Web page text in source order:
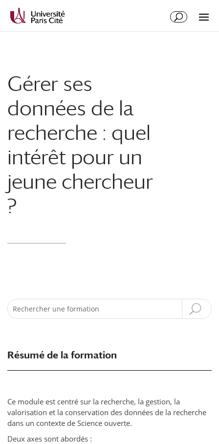
Gérer ses
données de la
recherche : quel
intérêt pour un
jeune chercheur
?
Recherche
Résumé de la formation
Ce module est centré sur la recherche, la gestion, la
valorisation et la conservation des données de la recherche
dans un contexte de Science ouverte.
Deux axes sont abordés :